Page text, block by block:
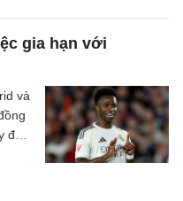
gia hạn với
và